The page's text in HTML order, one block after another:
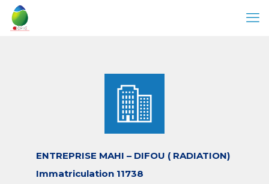
ENTREPRISE MAHI – DIFOU ( RADIATION)
Immatriculation 11738